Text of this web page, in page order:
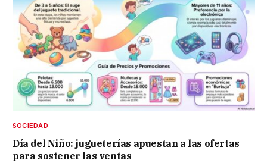
SOCIEDAD
Día del Niño: jugueterías apuestan a las ofertas
para sostener las ventas